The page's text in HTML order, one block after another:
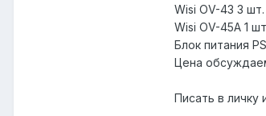
Wisi OV-43 3
Wisi OV-45A 1
Блок питания
Цена
Писать в личку